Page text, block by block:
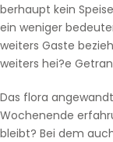
berhaupt kein
ein weniger
weiters Gaste
weiters hei?e
Das flora
Wochenende
bleibt? Bei dem